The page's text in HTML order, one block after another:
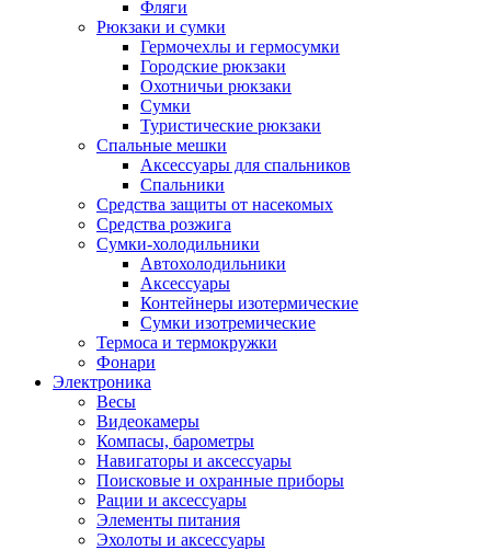
Фляги
Рюкзаки и сумки
Гермочехлы и гермосумки
Городские рюкзаки
Охотничьи рюкзаки
Сумки
Туристические рюкзаки
Спальные мешки
Аксессуары для спальников
Спальники
Средства защиты от насекомых
Средства розжига
Сумки-холодильники
Автохолодильники
Аксессуары
Контейнеры изотермические
Сумки изотремические
Термоса и термокружки
Фонари
Электроника
Весы
Видеокамеры
Компасы, барометры
Навигаторы и аксессуары
Поисковые и охранные приборы
Рации и аксессуары
Элементы питания
Эхолоты и аксессуары